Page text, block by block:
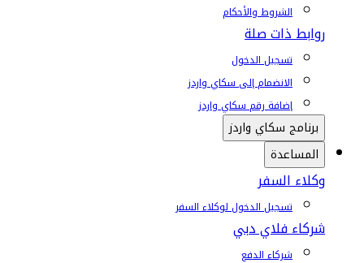
الشروط والأحكام
روابط ذات صلة
تسجيل الدخول
الانضمام إلى سكاي واردز
إضافة رقم سكاي واردز
برنامج سكاي واردز
المساعدة
وكلاء السفر
تسجيل الدخول لوكلاء السفر
شركاء فلاي دبي
شركاء الدفع